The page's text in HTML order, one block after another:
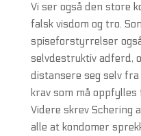
Vi ser også den store
falsk visdom og tro.
spiseforstyrrelser
selvdestruktiv adferd,
distansere seg selv
krav som må oppfylles
Videre skrev Schering
alle at kondomer